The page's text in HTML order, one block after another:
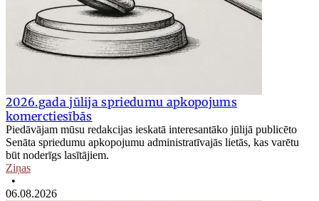
2026.gada jūlija spriedumu apkopojums
komerctiesībās
Piedāvājam mūsu redakcijas ieskatā interesantāko jūlijā publicēto
Senāta spriedumu apkopojumu administratīvajās lietās, kas varētu
būt noderīgs lasītājiem.
Ziņas
•
06.08.2026